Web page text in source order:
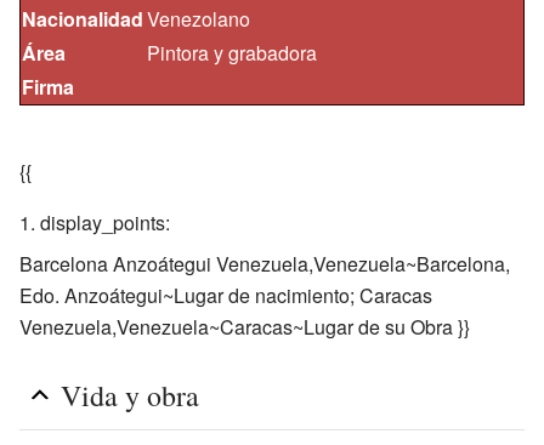
NacionalidadVenezolano
Área
Pintora y grabadora
Firma
{{
display_points:
Barcelona Anzoátegui Venezuela,Venezuela~Barcelona,
Edo. Anzoátegui~Lugar de nacimiento; Caracas
Venezuela,Venezuela~Caracas~Lugar de su Obra }}
Vida y obra